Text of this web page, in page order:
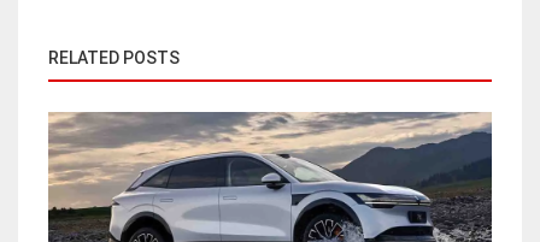
RELATED POSTS